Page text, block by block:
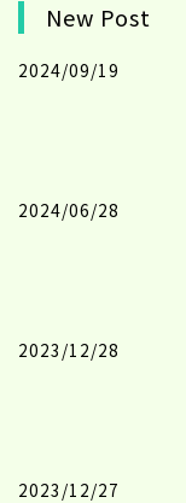
New Post
2024/09/19
2024/06/28
2023/12/28
2023/12/27